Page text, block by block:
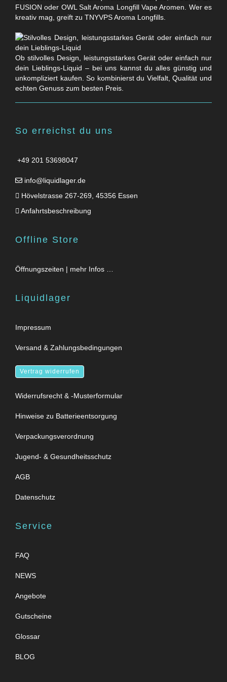
FUSION oder OWL Salt Aroma Longfill Vape Aromen. Wer es
kreativ mag, greift zu TNYVPS Aroma Longfills.
Ob stilvolles Design, leistungsstarkes Gerät oder einfach nur
dein Lieblings-Liquid – bei uns kannst du alles günstig und
unkompliziert kaufen. So kombinierst du Vielfalt, Qualität und
echten Genuss zum besten Preis.
So erreichst du uns
+49 201 53698047
info@liquidlager.de
Hövelstrasse 267-269, 45356 Essen
Anfahrtsbeschreibung
Offline Store
Öffnungszeiten | mehr Infos …
Liquidlager
Impressum
Versand & Zahlungsbedingungen
Vertrag widerrufen
Widerrufsrecht & -Musterformular
Hinweise zu Batterieentsorgung
Verpackungsverordnung
Jugend- & Gesundheitsschutz
AGB
Datenschutz
Service
FAQ
NEWS
Angebote
Gutscheine
Glossar
BLOG